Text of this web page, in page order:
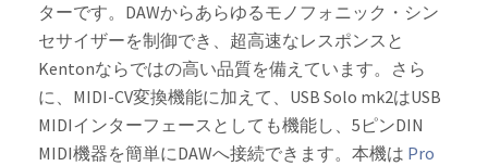
ターです。DAWからあらゆるモノフォニック・シン
セサイザーを制御でき、超高速なレスポンスと
Kentonならではの高い品質を備えています。さら
に、MIDI-CV変換機能に加えて、USB Solo mk2はUSB
MIDIインターフェースとしても機能し、5ピンDIN
MIDI機器を簡単にDAWへ接続できます。本機は Pro